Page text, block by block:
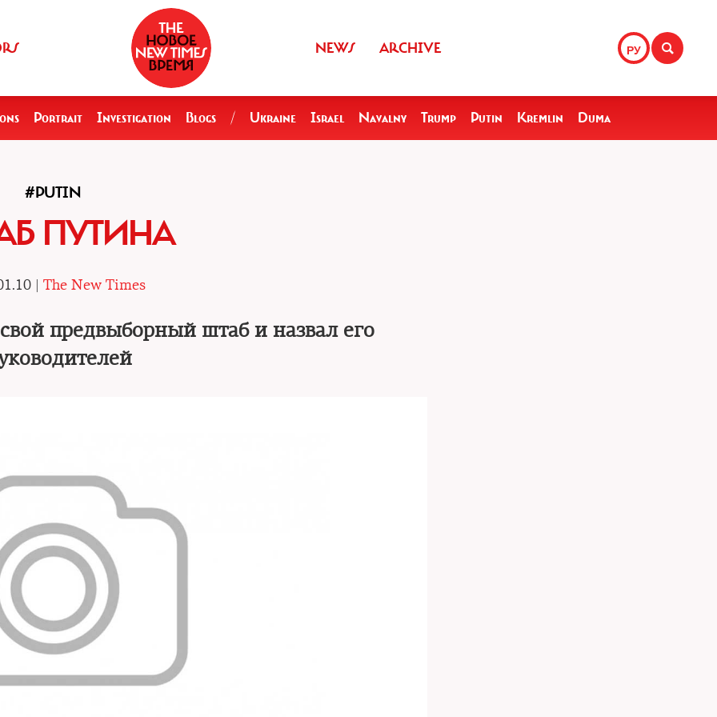
РУ
NEWS ARCHIVE
Portrait Investigation Blogs / Ukraine Israel Navalny Trump Putin Kremlin Duma
#PUTIN
ПУТИНА
| The New Times
предвыборный штаб и назвал его